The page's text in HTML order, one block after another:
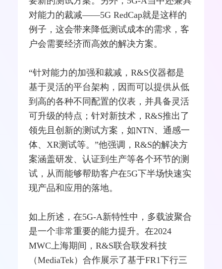
对能力的裁减——5G RedCap就是这样的
例子，这会带来降低测试成本的需求，客
户会需要经济而高效的解决方案。
“针对能力的加强和裁减，R&S仪器都是
基于灵活的平台架构，因而可以提供从低
到高的各种不同配置的仪表，并具备灵活
可升级的特点；针对新技术，R&S推出了
领先且创新的测试方案，如NTN、通感一
体、XR测试等。”他强调，R&S的解决方
案涵盖研发、认证到生产等各个环节的测
试，从而能够帮助客户在5G下半场快速实
现产品和应用的落地。
如上所述，在5G-A新特性中，多载波聚合
是一个非常重要的能力提升。在2024
MWC上海期间，R&S联合联发科技
（MediaTek）合作展示了基于FR1下行三